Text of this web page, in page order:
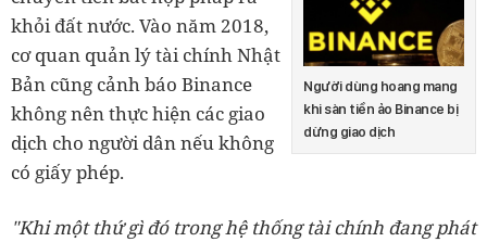
Người dùng hoang mang
khi sàn tiền ảo Binance bị
dừng giao dịch
khỏi đất nước. Vào năm 2018,
cơ quan quản lý tài chính Nhật
Bản cũng cảnh báo Binance
không nên thực hiện các giao
dịch cho người dân nếu không
có giấy phép.
"Khi một thứ gì đó trong hệ thống tài chính đang phát